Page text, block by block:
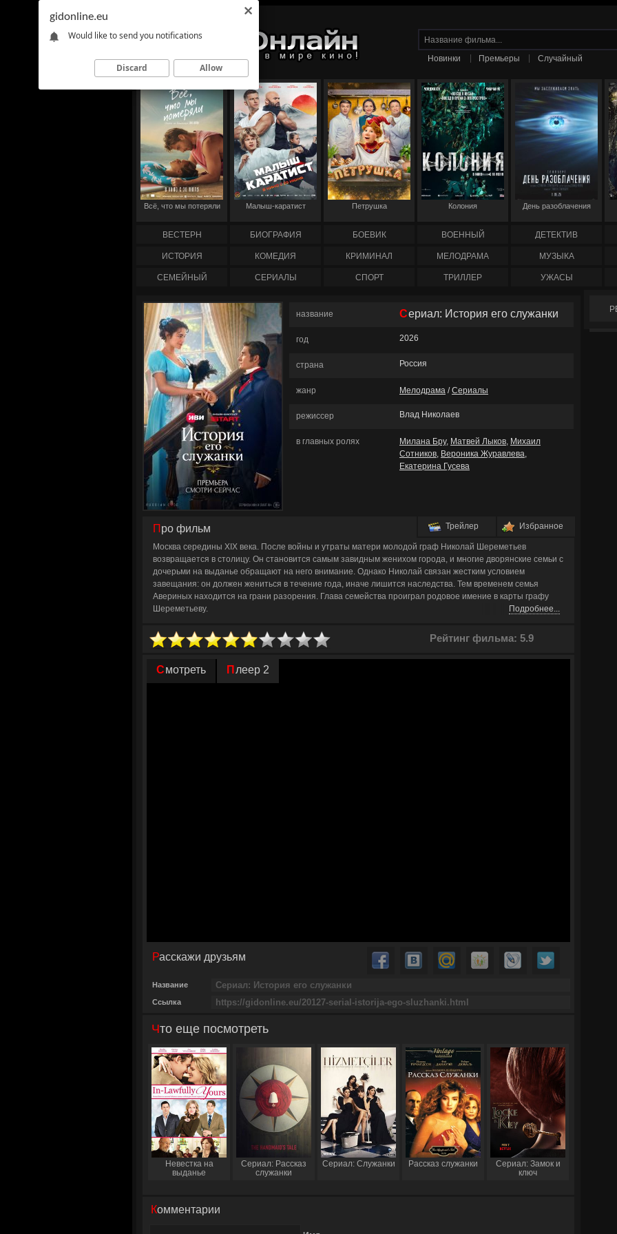
Новинки Премьеры Случайный
Всё, что мы потеряли Малыш-каратист Петрушка Колония День разоблачения
ВЕСТЕРН БИОГРАФИЯ БОЕВИК ВОЕННЫЙ ДЕТЕКТИВ
ИСТОРИЯ КОМЕДИЯ КРИМИНАЛ МЕЛОДРАМА МУЗЫКА
СЕМЕЙНЫЙ СЕРИАЛЫ СПОРТ ТРИЛЛЕР УЖАСЫ
название Сериал: История его служанки
год 2026
страна Россия
жанр Мелодрама /Сериалы
режиссер Влад Николаев
в главных ролях Милана Бру, Матвей Лыков, Михаил
Сотников, Вероника Журавлева,
Екатерина Гусева
Трейлер Избранное
Про фильм
Москва середины XIX века. После войны и утраты матери молодой граф Николай Шереметьев
возвращается в столицу. Он становится самым завидным женихом города, и многие дворянские семьи с
дочерьми на выданье обращают на него внимание. Однако Николай связан жестким условием
завещания: он должен жениться в течение года, иначе лишится наследства. Тем временем семья
Авериных находится на грани разорения. Глава семейства проиграл родовое имение в карты графу
Шереметьеву.
Старшая дочь Авериных, Анна, девушка упрямая и остроумная, решает отправиться к графу, надеясь
уговорить его простить долг. Но вместо сочувствия холодный и принципиальный Николай предлагает
ей унизительную сделку: год работы в его усадьбе в обмен на возвращение имущества. У Анны нет
выбора — альтернативой становится брак с неприятным ей помещиком. Так дочь разорившегося
дворянина становится необычной служанкой в доме завидного жениха. Анна осваивается с новой
Подробнее...
Рейтинг фильма: 5.9
Смотреть Плеер 2
Расскажи друзьям
Название
Ссылка
Что еще посмотреть
Невестка на
выданье
Сериал: Рассказ
служанки
Сериал: Служанки Рассказ служанки
Сериал: Замок и
ключ
Комментарии
gidonline.eu
Would like to send you notifications
Discard Allow